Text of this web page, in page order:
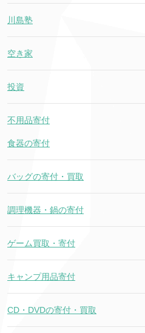
川島塾
空き家
投資
不用品寄付
食器の寄付
バッグの寄付・買取
調理機器・鍋の寄付
ゲーム買取・寄付
キャンプ用品寄付
CD・DVDの寄付・買取